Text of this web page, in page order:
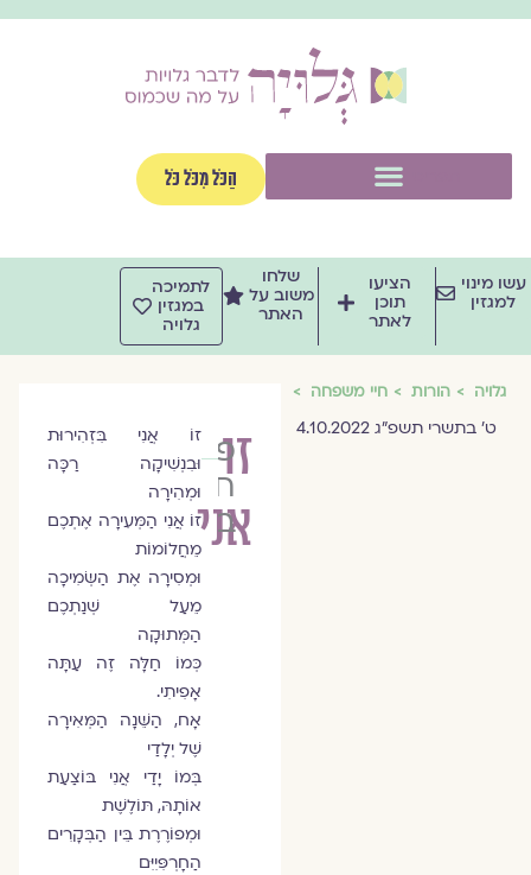
הַכֹּל מִכֹּל כֹּל
מינוי
למגזין
הציעו
תוכן
לאתר
שלחו
משוב על
האתר
לתמיכה
במגזין
גלויה
גלויה הורות חיי משפחה
ט׳ בתשרי תשפ״ג 4.10.2022
זו
אני
פרופ׳
חמוטל
בר-יוסף
זוֹ אֲנִי בִּזְהִירוּת
וּבִנְשִׁיקָה רַכָּה
וּמְהִירָה
זוֹ אֲנִי הַמְּעִירָה אֶתְכֶם
מֵחֲלוֹמוֹת
וּמְסִירָה אֶת הַשְּׂמִיכָה
מֵעַל שְׁנַתְכֶם
הַמְּתוּקָה
כְּמוֹ חַלָּה זֶה עַתָּה
אָפִיתִי.
אָח, הַשֵּׁנָה הַמְּאִירָה
שֶׁל יְלָדַי
בְּמוֹ יָדַי אֲנִי בּוֹצַעַת
אוֹתָהּ, תּוֹלֶשֶׁת
וּמְפוֹרֶרֶת בֵּין הַבְּקָרִים
הַחָרְפִּיִיִּם